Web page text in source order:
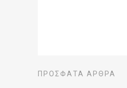
ΠΡΌΣΦΑΤΑ ΆΡΘΡΑ